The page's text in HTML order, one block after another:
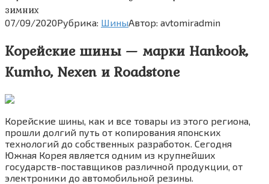
зимних
07/09/2020Рубрика: ШиныАвтор: avtomiradmin
Корейские шины — марки Hankook,
Kumho, Nexen и Roadstone
Корейские шины, как и все товары из этого региона,
прошли долгий путь от копирования японских
технологий до собственных разработок. Сегодня
Южная Корея является одним из крупнейших
государств-поставщиков различной продукции, от
электроники до автомобильной резины.